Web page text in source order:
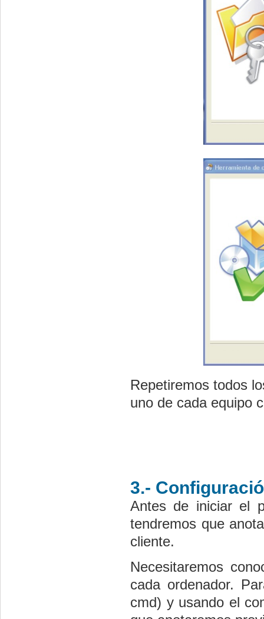
Repetiremos todos
uno de cada equipo
3.-
Antes de iniciar el
tendremos que
cliente.
Necesitaremos
cada ordenador.
cmd) y usando el